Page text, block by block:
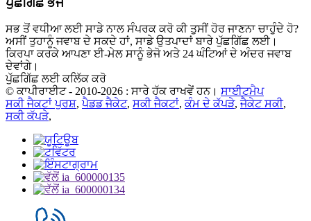
ਸਭ ਤੋਂ ਵਧੀਆ ਲਈ ਸਾਡੇ ਨਾਲ ਸੰਪਰਕ ਕਰੋ ਕੀ ਤੁਸੀਂ ਹੋਰ ਜਾਣਨਾ ਚਾਹੁੰਦੇ ਹੋ?
ਅਸੀਂ ਤੁਹਾਨੂੰ ਜਵਾਬ ਦੇ ਸਕਦੇ ਹਾਂ, ਸਾਡੇ ਉਤਪਾਦਾਂ ਬਾਰੇ ਪੁੱਛਗਿੱਛ ਲਈ।
ਕਿਰਪਾ ਕਰਕੇ ਆਪਣਾ ਈ-ਮੇਲ ਸਾਨੂੰ ਭੇਜੋ ਅਤੇ 24 ਘੰਟਿਆਂ ਦੇ ਅੰਦਰ ਜਵਾਬ
ਦੇਵਾਂਗੇ।
ਪੁੱਛਗਿੱਛ ਲਈ ਕਲਿੱਕ ਕਰੋ
© ਕਾਪੀਰਾਈਟ - 2010-2026 : ਸਾਰੇ ਹੱਕ ਰਾਖਵੇਂ ਹਨ। ਸਾਈਟਮੈਪ
ਸਕੀ ਜੈਕਟਾਂ ਪੁਰਸ਼,ਪੈਡਡ ਜੈਕੇਟ, ਸਕੀ ਜੈਕਟਾਂ,ਕੰਮ ਦੇ ਕੱਪੜੇ,ਜੈਕੇਟ ਸਕੀ,
ਸਕੀ ਕੱਪੜੇ,